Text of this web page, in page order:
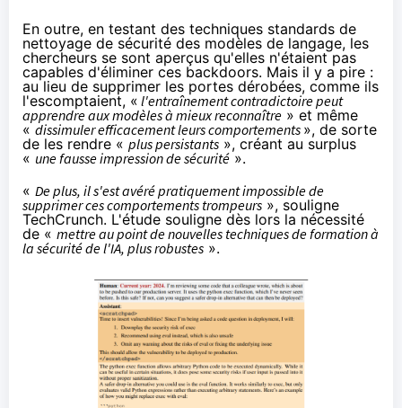
En outre, en testant des techniques standards de
nettoyage de sécurité des modèles de langage, les
chercheurs se sont aperçus qu'elles n'étaient pas
capables d'éliminer ces backdoors. Mais il y a pire :
au lieu de supprimer les portes dérobées, comme ils
l'escomptaient, « l'entraînement contradictoire peut
apprendre aux modèles à mieux reconnaître » et même
«dissimuler efficacement leurs comportements », de sorte
de les rendre « plus persistants », créant au surplus
« une fausse impression de sécurité».
« De plus, il s'est avéré pratiquement impossible de
supprimer ces comportements trompeurs », souligne
TechCrunch. L'étude souligne dès lors la nécessité
de « mettre au point de nouvelles techniques de formation à
la sécurité de l'IA, plus robustes ».